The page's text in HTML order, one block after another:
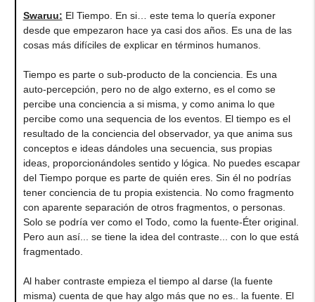
Swaruu: El Tiempo. En si… este tema lo quería exponer
desde que empezaron hace ya casi dos años. Es una de las
cosas más difíciles de explicar en términos humanos.
Tiempo es parte o sub-producto de la conciencia. Es una
auto-percepción, pero no de algo externo, es el como se
percibe una conciencia a si misma, y como anima lo que
percibe como una sequencia de los eventos. El tiempo es el
resultado de la conciencia del observador, ya que anima sus
conceptos e ideas dándoles una secuencia, sus propias
ideas, proporcionándoles sentido y lógica. No puedes escapar
del Tiempo porque es parte de quién eres. Sin él no podrías
tener conciencia de tu propia existencia. No como fragmento
con aparente separación de otros fragmentos, o personas.
Solo se podría ver como el Todo, como la fuente-Éter original.
Pero aun así... se tiene la idea del contraste... con lo que está
fragmentado.
Al haber contraste empieza el tiempo al darse (la fuente
misma) cuenta de que hay algo más que no es.. la fuente. El